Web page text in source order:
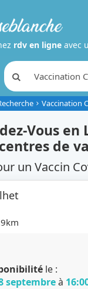
rdv en ligneavec
Vaccination
Vous en
de
un Vaccin
le :
septembreà